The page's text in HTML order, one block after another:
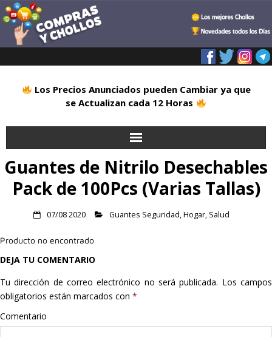
Los Precios Anunciados pueden Cambiar ya que
se Actualizan cada 12 Horas
Inicio
Alimentación
Deportes
Hogar
Informática
Guantes de Nitrilo Desechables
Pack de 100Pcs (Varias Tallas)
07/08 2020 Guantes Seguridad,Hogar, Salud
Producto no encontrado
DEJA TU COMENTARIO
Tu dirección de correo electrónico no será publicada. Los campos
obligatorios están marcados con *
Comentario